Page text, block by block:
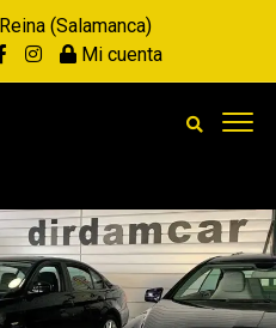
(Salamanca)
Mi cuenta